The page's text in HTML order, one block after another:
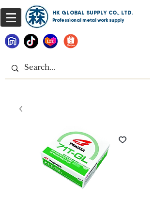
HK GLOBAL SUPPLY CO., LTD.
Professional metal work supply